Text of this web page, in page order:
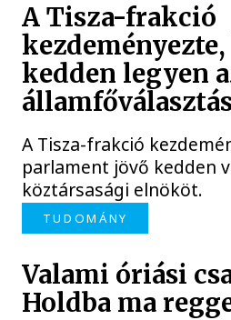
A Tisza-frakció
kedden legyen
A Tisza-frakció
parlament jövő kedden
köztársasági elnököt.
TUDOMÁNY
Valami óriási
Holdba ma